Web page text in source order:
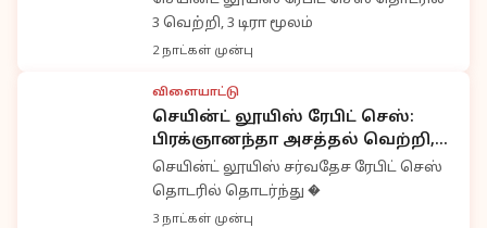
3 வெற்றி, 3 டிரா மூலம்
2 நாட்கள் முன்பு
விளையாட்டு
செயின்ட் லூயிஸ் ரேபிட் செஸ்:
பிரக்ஞானந்தா அசத்தல் வெற்றி,
புள்ளிப்பட்டியலில் முதலிடம்
செயின்ட் லூயிஸ் சர்வதேச ரேபிட் செஸ்
தொடரில் தொடர்ந்து �
3 நாட்கள் முன்பு